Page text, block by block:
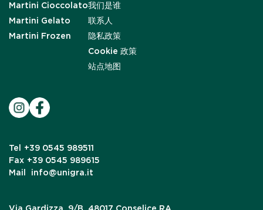
Martini Cioccolato
Martini Gelato
Martini Frozen
我们是谁
联系人
隐私政策
Cookie 政策
站点地图
Tel
+39 0545 989511
Fax +39 0545 989615
Mail
info@unigra.it